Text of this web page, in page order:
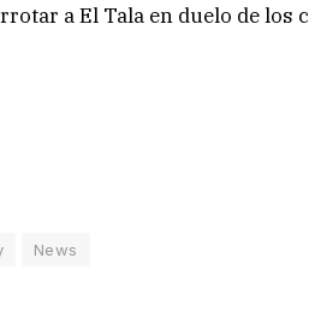
a El Tala en duelo de los
News